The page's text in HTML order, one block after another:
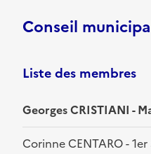
Conseil
Liste des membres
Georges CRISTIANI -
Corinne CENTARO -